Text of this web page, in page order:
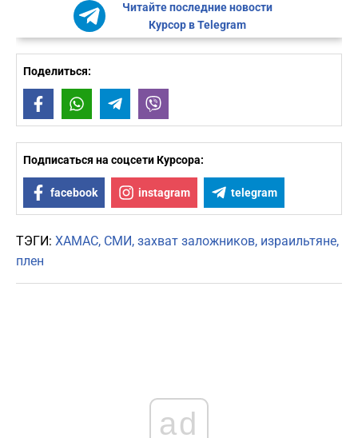
Читайте последние новости
Курсор в Telegram
Поделиться:
FacebookWhatsAppTelegram
Подписаться на соцсети Курсора:
facebook instagram telegram
ТЭГИ: ХАМАС СМИ захват заложников израильтяне
плен
ad